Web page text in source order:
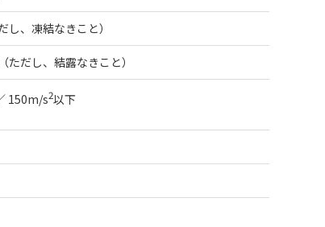
、凍結なきこと）
ただし、結露なきこと）
150m/s2以下